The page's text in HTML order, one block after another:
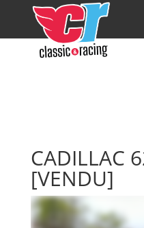
CADILLAC
[VENDU]